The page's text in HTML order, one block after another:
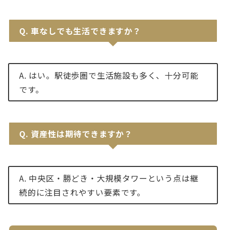
Q.車なしでも生活できますか？
A. はい。駅徒歩圏で生活施設も多く、十分可能
です。
Q. 資産性は期待できますか？
A. 中央区・勝どき・大規模タワーという点は継
続的に注目されやすい要素です。